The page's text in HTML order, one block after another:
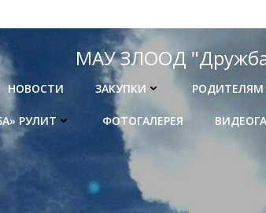
МАУ ЗЛООД
НОВОСТИ ЗАКУПКИ РОДИТЕЛЯМ
РУЛИТ ФОТОГАЛЕРЕЯ